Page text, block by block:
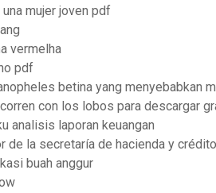
mujer joven pdf
vermelha
pdf
betina yang menyebabkan
con los lobos para descargar
analisis laporan keuangan
de la secretaría de hacienda y
buah anggur